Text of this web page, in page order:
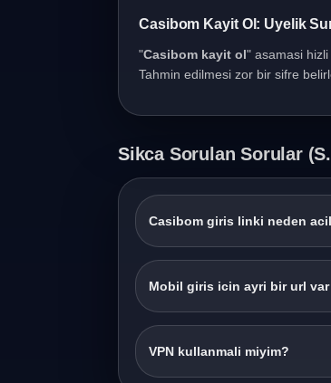
Casibom Kayit Ol: Uyelik
"Casibom kayit ol" asamasi
Tahmin edilmesi zor bir sifre
Sikca Sorulan Sorular
Casibom giris linki neden
Mobil giris icin ayri bir url var
VPN kullanmali miyim?